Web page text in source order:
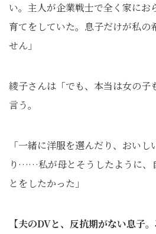
い。主人が企業戦士で全く家にお
育てをしていた。息子だけが私の
せん」
綾子さんは「でも、本当は女の子
言う。
「一緒に洋服を選んだり、おい
り……私が母とそうしたように、
とをしたかった」
【夫のDVと、反抗期がない息子